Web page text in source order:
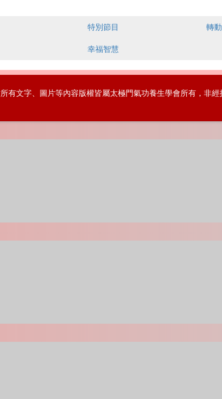
特別節目 轉
幸福智慧
有文字、圖片等內容版權皆屬太極門氣功養生學會所有，